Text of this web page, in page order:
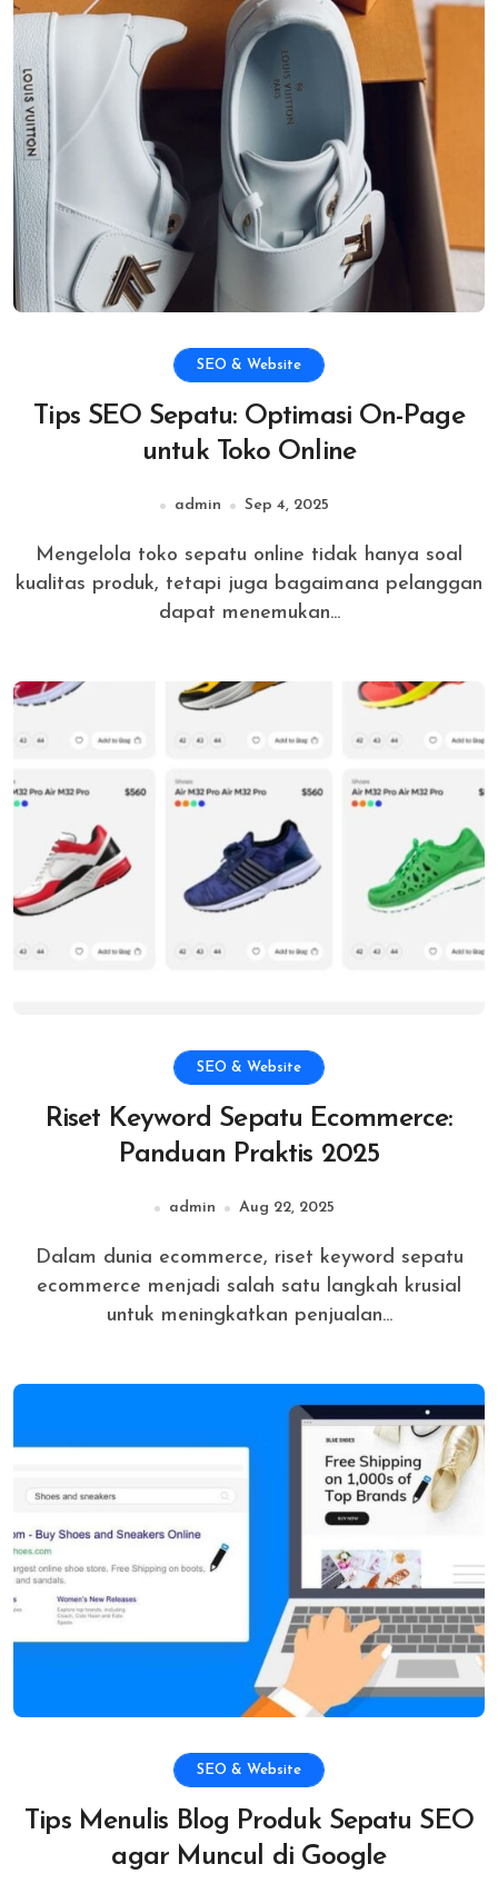
SEO & Website
Tips SEO Sepatu: Optimasi On-Page
untuk Toko Online
admin Sep 4, 2025
Mengelola toko sepatu online tidak hanya soal
kualitas produk, tetapi juga bagaimana pelanggan
dapat menemukan...
SEO & Website
Riset Keyword Sepatu Ecommerce:
Panduan Praktis 2025
admin Aug 22, 2025
Dalam dunia ecommerce, riset keyword sepatu
ecommerce menjadi salah satu langkah krusial
untuk meningkatkan penjualan...
SEO & Website
Tips Menulis Blog Produk Sepatu SEO
agar Muncul di Google